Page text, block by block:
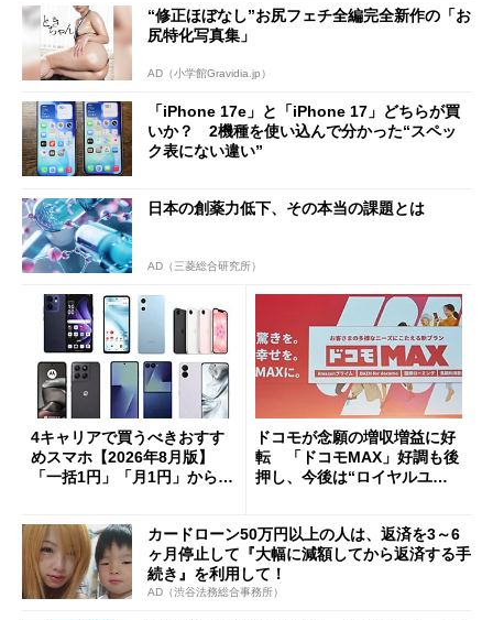
“修正ほぼなし”お尻フェチ全編完全新作の「お
尻特化写真集」
AD（小学館Gravidia.jp）
「iPhone 17e」と「iPhone 17」どちらが買
いか？ 2機種を使い込んで分かった“スペッ
ク表にない違い”
日本の創薬力低下、その本当の課題とは
AD（三菱総合研究所）
4キャリアで買うべきおすす
めスマホ【2026年8月版】
「一括1円」「月1円」からお
ドコモが念願の増収増益に好
転 「ドコモMAX」好調も後
押し、今後は“ロイヤルユー
カードローン50万円以上の人は、返済を3～6
ヶ月停止して『大幅に減額してから返済する手
続き』を利用して！
AD（渋谷法務総合事務所）